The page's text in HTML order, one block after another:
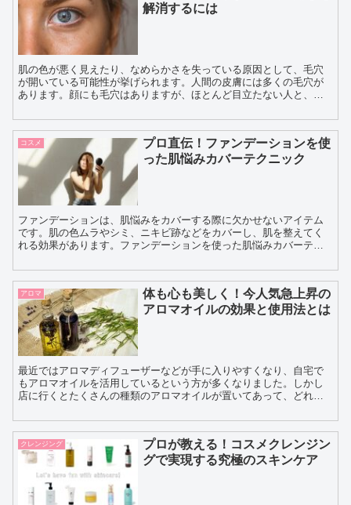
解消するには
肌の色が悪く見えたり、なめらかさを失っている原因として、毛穴
が開いている可能性が挙げられます。人間の皮膚には多くの毛穴が
あります。顔にも毛穴はありますが、ほとんど目立たない人と、毛
な...
コスメ
プロ直伝！ファンデーションを使
った肌悩みカバーテクニック
ファンデーションは、肌悩みをカバーする際に欠かせないアイテム
です。肌の色ムラやシミ、ニキビ跡などをカバーし、肌を整えてく
れる効果があります。ファンデーションを使った肌悩みカバーテク
こ...
アロマ
体も心も美しく！今人気急上昇の
アロマオイルの効果と使用法とは
最近ではアロマディフューザーなどが手に入りやすくなり、自宅で
もアロマオイルを活用しているという方が多くなりました。しかし
店に行くとたくさんの種類のアロマオイルが置いてあって、どれを
こ...
クレンジング
プロが教える！コスメクレンジン
グで実現する究極のスキンケア